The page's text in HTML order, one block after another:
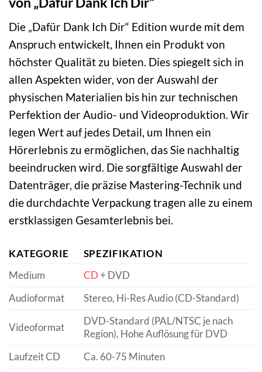
Die „Dafür Dank Ich Dir“ Edition wurde mit dem
Anspruch entwickelt, Ihnen ein Produkt von
höchster Qualität zu bieten. Dies spiegelt sich in
allen Aspekten wider, von der Auswahl der
physischen Materialien bis hin zur technischen
Perfektion der Audio- und Videoproduktion. Wir
legen Wert auf jedes Detail, um Ihnen ein
Hörerlebnis zu ermöglichen, das Sie nachhaltig
beeindrucken wird. Die sorgfältige Auswahl der
Datenträger, die präzise Mastering-Technik und
die durchdachte Verpackung tragen alle zu einem
erstklassigen Gesamterlebnis bei.
KATEGORIE
SPEZIFIKATION
Medium
CD+ DVD
Audioformat
Stereo, Hi-Res Audio (CD-Standard)
Videoformat
DVD-Standard (PAL/NTSC je nach
Region), Hohe Auflösung für DVD
Laufzeit CD
Ca. 60-75 Minuten